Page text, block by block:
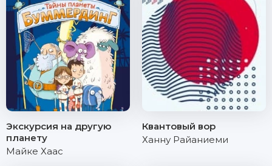
Экскурсия на другую
планету
Майке Хаас
Квантовый вор
Ханну Райаниеми